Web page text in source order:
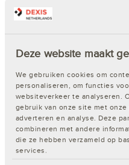
Deze website maakt
We gebruiken cookies om
personaliseren, om functies
websiteverkeer te analyseren.
gebruik van onze site met
adverteren en analyse. Deze
combineren met andere
die ze hebben verzameld op
services.
€ 109,62
Op voorraad. Op werkdagen
Opsial valbeveiligingset Steigerkit LX Comfort - harnas
met 1,5 m
Artikelnr. 200588510 | Merk: